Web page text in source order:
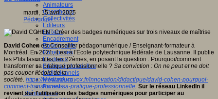
Animateurs
Chercheurs
Collectivités
Editeurs
EdTech
Encadrement
Enseignants
Entreprises
Etudiants
Filières industrielles
Institutionnels
Médiateurs
Parents
Thématiques
mardi, 15 avril 2025
Pédagogie
David Cohen est Conseiller pédagonumérique / Enseignant-formateur à
Montréal. En 2021, il est à l'Ecole polytechnique fédérale de Lausanne. Il publie
les P'tits fascicules, les 22èmes, en posant la question : Pourquoi/comment
transformer sa pratique professionnelle ? Sa conviction : On ne peut et ne doit
pas couper l'école de la
société. https://www.educavox.fr/innovation/didactique/david-cohen-pourquoi-
comment-transformer-sa-pratique-professionnelle. Sur le réseau LinkedIn il
revient sur l'utilisation des badges numériques pour participer au